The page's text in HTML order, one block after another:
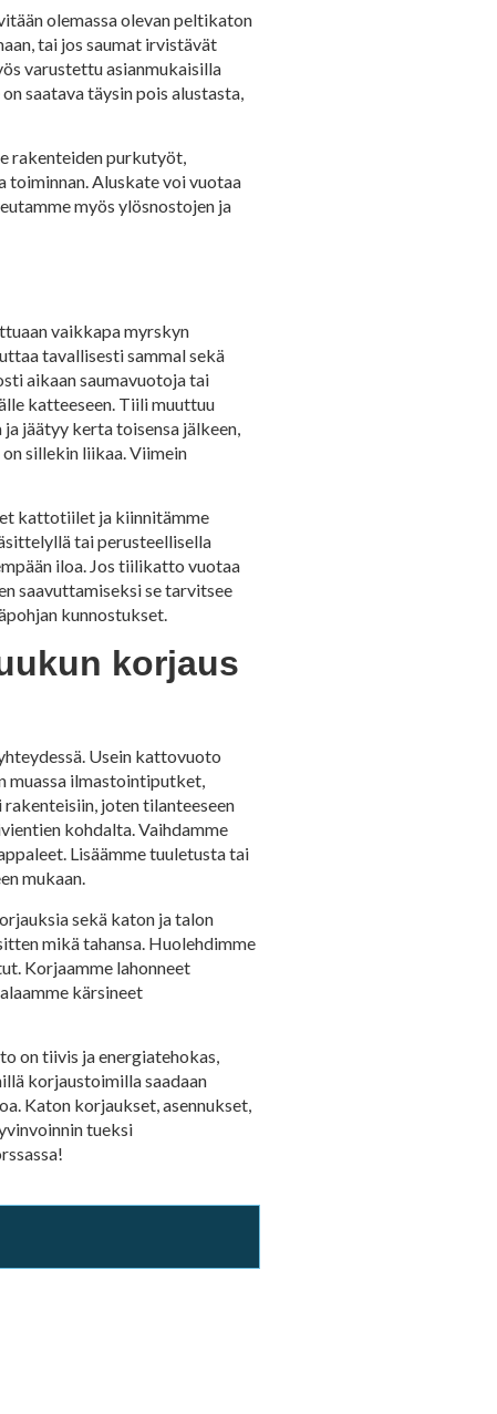
olemassa olevan peltikaton
tai jos saumat irvistävät
varustettu asianmukaisilla
saatava täysin pois alustasta,
rakenteiden purkutyöt,
toiminnan. Aluskate voi vuotaa
myös ylösnostojen ja
vaikkapa myrskyn
tavallisesti sammal sekä
aikaan saumavuotoja tai
katteeseen. Tiili muuttuu
jäätyy kerta toisensa jälkeen,
sillekin liikaa. Viimein
kattotiilet ja kiinnitämme
tai perusteellisella
iloa. Jos tiilikatto vuotaa
saavuttamiseksi se tarvitsee
kunnostukset.
korjaus
Usein kattovuoto
muassa ilmastointiputket,
joten tilanteeseen
kohdalta. Vaihdamme
Lisäämme tuuletusta tai
mukaan.
sekä katon ja talon
mikä tahansa. Huolehdimme
Korjaamme lahonneet
kärsineet
on tiivis ja energiatehokas,
korjaustoimilla saadaan
Katon korjaukset, asennukset,
tueksi